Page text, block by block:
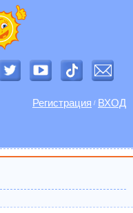
Регистрация / ВХОД